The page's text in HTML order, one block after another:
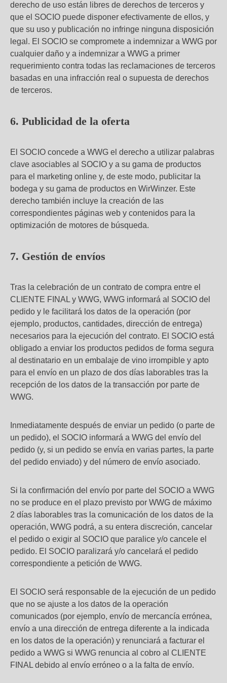
derecho de uso están libres de derechos de terceros y
que el SOCIO puede disponer efectivamente de ellos, y
que su uso y publicación no infringe ninguna disposición
legal. El SOCIO se compromete a indemnizar a WWG por
cualquier daño y a indemnizar a WWG a primer
requerimiento contra todas las reclamaciones de terceros
basadas en una infracción real o supuesta de derechos
de terceros.
6. Publicidad de la oferta
El SOCIO concede a WWG el derecho a utilizar palabras
clave asociables al SOCIO y a su gama de productos
para el marketing online y, de este modo, publicitar la
bodega y su gama de productos en WirWinzer. Este
derecho también incluye la creación de las
correspondientes páginas web y contenidos para la
optimización de motores de búsqueda.
7. Gestión de envíos
Tras la celebración de un contrato de compra entre el
CLIENTE FINAL y WWG, WWG informará al SOCIO del
pedido y le facilitará los datos de la operación (por
ejemplo, productos, cantidades, dirección de entrega)
necesarios para la ejecución del contrato. El SOCIO está
obligado a enviar los productos pedidos de forma segura
al destinatario en un embalaje de vino irrompible y apto
para el envío en un plazo de dos días laborables tras la
recepción de los datos de la transacción por parte de
WWG.
Inmediatamente después de enviar un pedido (o parte de
un pedido), el SOCIO informará a WWG del envío del
pedido (y, si un pedido se envía en varias partes, la parte
del pedido enviado) y del número de envío asociado.
Si la confirmación del envío por parte del SOCIO a WWG
no se produce en el plazo previsto por WWG de máximo
2 días laborables tras la comunicación de los datos de la
operación, WWG podrá, a su entera discreción, cancelar
el pedido o exigir al SOCIO que paralice y/o cancele el
pedido. El SOCIO paralizará y/o cancelará el pedido
correspondiente a petición de WWG.
El SOCIO será responsable de la ejecución de un pedido
que no se ajuste a los datos de la operación
comunicados (por ejemplo, envío de mercancía errónea,
envío a una dirección de entrega diferente a la indicada
en los datos de la operación) y renunciará a facturar el
pedido a WWG si WWG renuncia al cobro al CLIENTE
FINAL debido al envío erróneo o a la falta de envío.